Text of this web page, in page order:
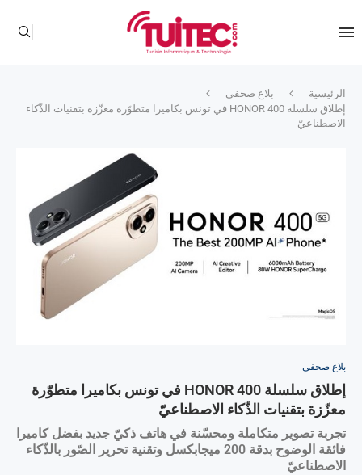
الرئيسية
بلاغ صحفي
إطلاق سلسلة HONOR 400 في تونس بكاميرا متطوّرة معزّزة بتقنيات الذّكاء
الاصطناعيّ
بلاغ صحفي
إطلاق سلسلة HONOR 400 في تونس بكاميرا متطوّرة
معزّزة بتقنيات الذّكاء الاصطناعيّ
تجربة تصوير متكاملة ومحسّنة في هاتف ذكيّ جديد بفضل كاميرا
فائقة الوضوح بدقة 200 ميجابكسل وتقنية تحرير الصّور بالذّكاء
الاصطناعيّ